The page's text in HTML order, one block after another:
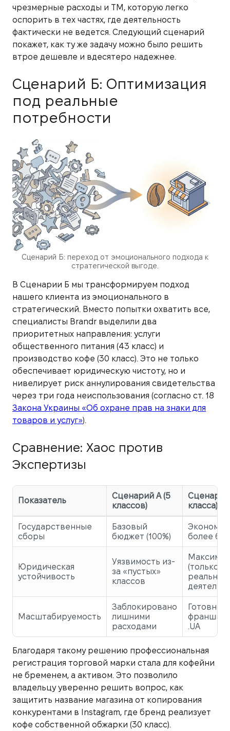
чрезмерные расходы и ТМ, которую легко
оспорить в тех частях, где деятельность
фактически не ведется. Следующий сценарий
покажет, как ту же задачу можно было решить
втрое дешевле и вдесятеро надежнее.
Сценарий Б: Оптимизация
под реальные
потребности
Сценарий Б: переход от эмоционального подхода к
стратегической выгоде.
В Сценарии Б мы трансформируем подход
нашего клиента из эмоционального в
стратегический. Вместо попытки охватить все,
специалисты Brandr выделили два
приоритетных направления: услуги
общественного питания (43 класс) и
производство кофе (30 класс). Это не только
обеспечивает юридическую чистоту, но и
нивелирует риск аннулирования свидетельства
через три года неиспользования (согласно ст. 18
Закона Украины «Об охране прав на знаки для
товаров и услуг»).
Сравнение: Хаос против
Экспертизы
Показатель
Сценарий А (5
классов)
Сценарий
класса)
Государственные
сборы
Базовый
бюджет (100%)
Экономия
более
Юридическая
устойчивость
Уязвимость из-
за «пустых»
классов
(только
реальная
Масштабируемость
Заблокировано
лишними
расходами
.UA
Благодаря такому решению профессиональная
регистрация торговой марки стала для кофейни
не бременем, а активом. Это позволило
владельцу уверенно решить вопрос, как
защитить название магазина от копирования
конкурентами в Instagram, где бренд реализует
кофе собственной обжарки (30 класс).